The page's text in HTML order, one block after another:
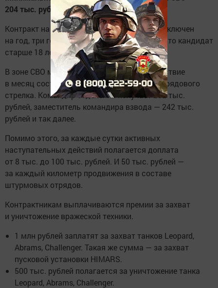
204 тыс. рублей
Контракт на службу в армии может быть заключен
на год, три года или пять лет, при условии, что кандидат
старше 18 лет.
В зоне СВО минимальное денежное довольствие
в месяц составляет 204 тыс. рублей — для рядового
стрелка. Командир отделения получает 232 тыс.
рублей, заместитель командира взвода — 242 тыс.
рублей и так далее.
Помимо этого, за каждые сутки активных
наступательных действий полагается доплата
от 8 тыс. до 100 тыс. рублей. И 50 тыс. рублей —
за каждый километр продвижения в составе
штурмовых отрядов.
Контрактникам выплачиваются премии за захват
и уничтожение вражеской техники.
1 млн рублей заплатят за захват танков Leopard,
Abrams, Challenger. Такая же сумма — за захват
пусковой установки HIMARS.
500 тыс. рублей полагается за уничтожение танка
Leopard, Abrams, Challenger.